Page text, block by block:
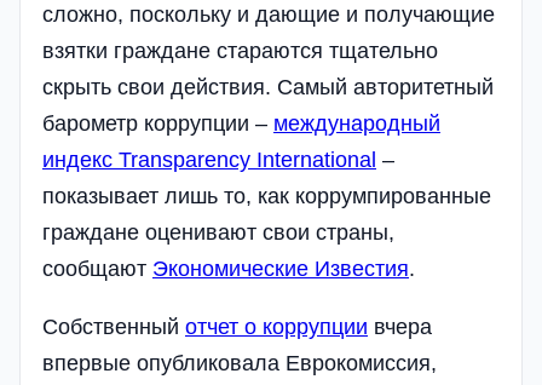
сложно, поскольку и дающие и получающие
взятки граждане стараются тщательно
скрыть свои действия. Самый авторитетный
барометр коррупции – международный
индекс Transparency International –
показывает лишь то, как коррумпированные
граждане оценивают свои страны,
сообщают Экономические Известия.
Собственный отчет о коррупции вчера
впервые опубликовала Еврокомиссия,